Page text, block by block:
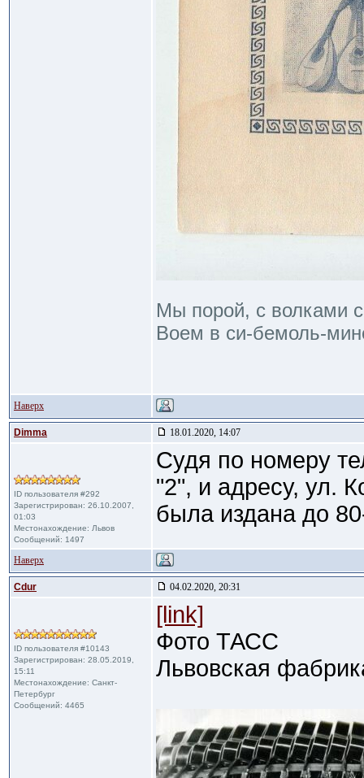
Мы порой, с волками
Воем в си-бемоль-
Наверх
Dimma 18.01.2020, 14:07
ID пользователя #292
Зарегистрирован: 26.10.2007,
01:03
Местонахождение: Львов
Сообщений: 1497
Судя по номеру
"2", и адресу, ул.
была издана до
Наверх
Cdur 04.02.2020, 20:31
ID пользователя #10143
Зарегистрирован: 28.05.2019,
15:11
Местонахождение: Санкт-
Петербург
Сообщений: 4465
[link]
Фото ТАСС
Львовская